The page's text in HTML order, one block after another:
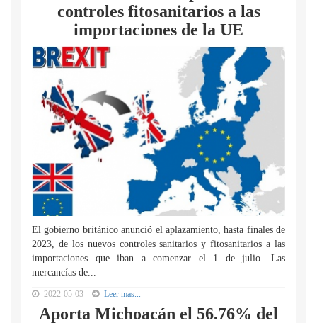
controles fitosanitarios a las
importaciones de la UE
El gobierno británico anunció el aplazamiento, hasta finales de
2023, de los nuevos controles sanitarios y fitosanitarios a las
importaciones que iban a comenzar el 1 de julio. Las
mercancías de...
2022-05-03 Leer mas...
Aporta Michoacán el 56.76% del